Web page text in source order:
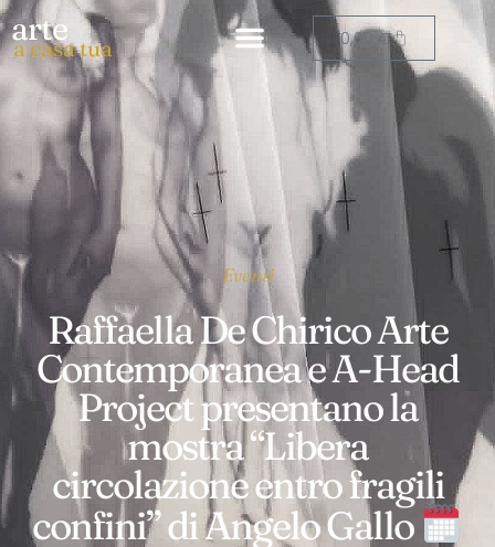
arte
a casa tua 0,00€
Eventi
Raffaella De Chirico Arte
Contemporanea e A-Head
Project presentano la
mostra “Libera
circolazione entro fragili
confini” di Angelo Gallo